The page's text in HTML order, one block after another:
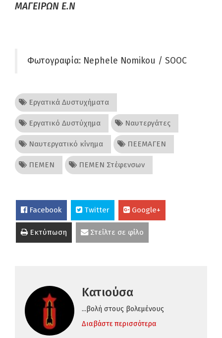
ΜΑΓΕΙΡΩΝ Ε.Ν
Φωτογραφία: Nephele Nomikou / SOOC
Εργατικά Δυστυχήματα
Εργατικό Δυστύχημα Ναυτεργάτες
Ναυτεργατικό κίνημα ΠΕΕΜΑΓΕΝ
ΠΕΜΕΝ ΠΕΜΕΝ Στέφενσων
Facebook Twitter Google+
Εκτύπωση Στείλτε σε φίλο
Κατιούσα
...βολή στους βολεμένους
Διαβάστε περισσότερα